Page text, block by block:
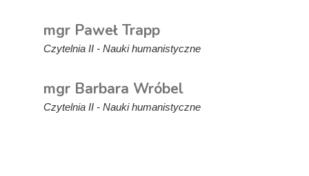
mgr Paweł Trapp
Czytelnia II - Nauki humanistyczne
mgr Barbara Wróbel
Czytelnia II - Nauki humanistyczne